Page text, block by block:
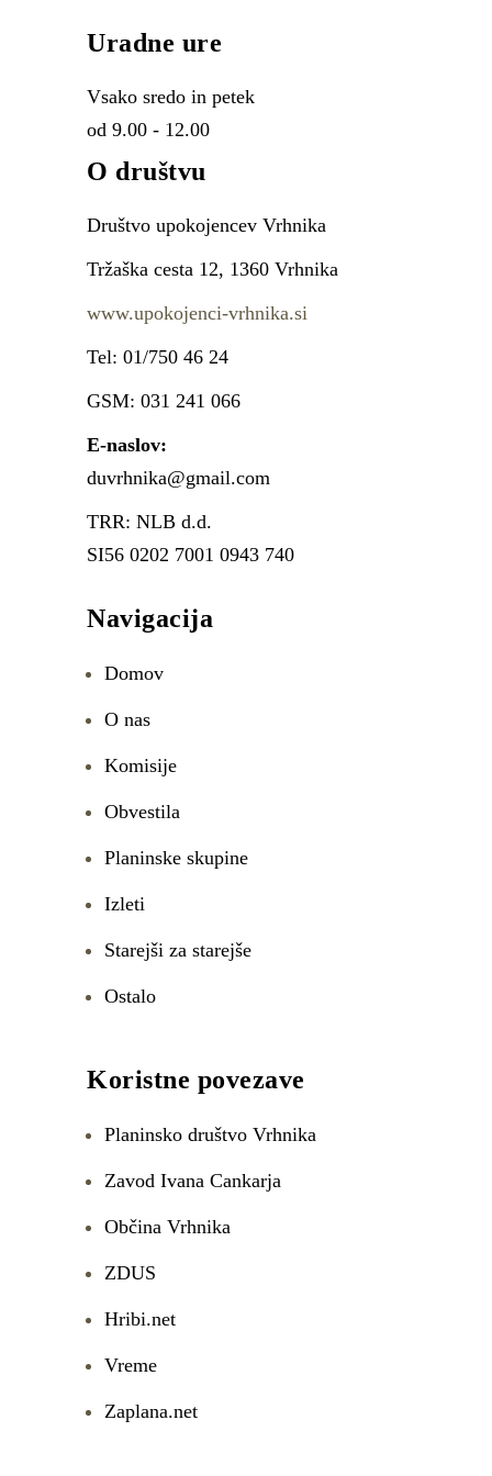
Uradne ure
Vsako sredo in petek
od 9.00 - 12.00
O društvu
Društvo upokojencev Vrhnika
Tržaška cesta 12, 1360 Vrhnika
www.upokojenci-vrhnika.si
Tel: 01/750 46 24
GSM: 031 241 066
E-naslov:
duvrhnika@gmail.com
TRR: NLB d.d.
SI56 0202 7001 0943 740
Navigacija
Domov
O nas
Komisije
Obvestila
Planinske skupine
Izleti
Starejši za starejše
Ostalo
Koristne povezave
Planinsko društvo Vrhnika
Zavod Ivana Cankarja
Občina Vrhnika
ZDUS
Hribi.net
Vreme
Zaplana.net